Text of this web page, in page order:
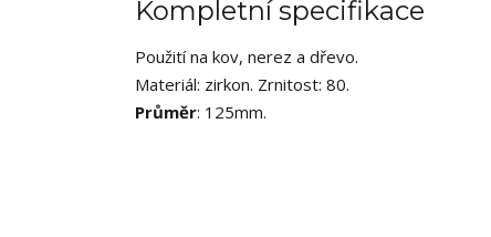
Kompletní specifikace
Použití na kov, nerez a dřevo.
Materiál: zirkon. Zrnitost: 80.
Průměr: 125mm.